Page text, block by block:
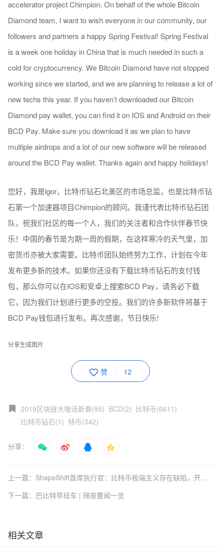
accelerator project Chimpion. On behalf of the whole Bitcoin
Diamond team, I want to wish everyone in our community, our
followers and partners a happy Spring Festival! Spring Festival
is a week one holiday in China that is much needed in such a
cold for cryptocurrency. We Bitcoin Diamond have not stopped
working since we started, and we are planning to release a lot of
new techs this year. If you haven’t downloaded our Bitcoin
Diamond pay wallet, you can find it on IOS and Android on their
BCD Pay. Make sure you download it as we plan to have
multiple airdrops and a lot of our new software will be released
around the BCD Pay wallet. Thanks again and happy holidays!
您好，我是lgor，比特币钻石北美区的市场总监，也是比特币钻
石第一个加速器项目Chimpion的顾问。我谨代表比特币钻石团
队，祝我们社区的每一个人，我们的关注者和合作伙伴春节快
乐！中国的春节是为期一周的假期，在这样寒冷的天气里，加
密货币亦被大家需要。比特币团队始终努力工作，计划在今年
发布更多新的技术。如果你还没有下载比特币钻石的支付钱
包，那么你可以在IOS和安卓上搜索BCD Pay，请务必下载
它，因为我们计划进行更多的空投。我们的许多新软件将基于
BCD Pay钱包进行发布。再次感谢，节日快乐!
分享生成图片
赞 12
2019区块链大咖话新春(95) BCD(2) 比特币(6611)
比特币钻石(1) 特币(342)
分享：
上一篇：ShapeShift首席执行官：比特币极端主义存在缺陷，开放的市场导致山寨币继续存在
下一篇：巴比特早班车 | 隔夜要闻一览
相关文章